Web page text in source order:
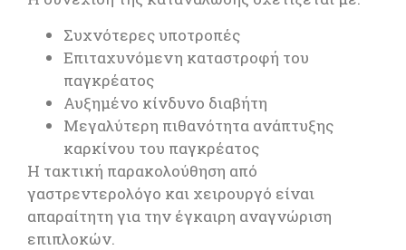
Συχνότερες υποτροπές
Επιταχυνόμενη καταστροφή του
παγκρέατος
Αυξημένο κίνδυνο διαβήτη
Μεγαλύτερη πιθανότητα ανάπτυξης
καρκίνου του παγκρέατος
Η τακτική παρακολούθηση από
γαστρεντερολόγο και χειρουργό είναι
απαραίτητη για την έγκαιρη αναγνώριση
επιπλοκών.